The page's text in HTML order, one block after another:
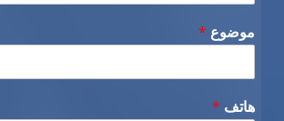
موضوع *
هاتف *